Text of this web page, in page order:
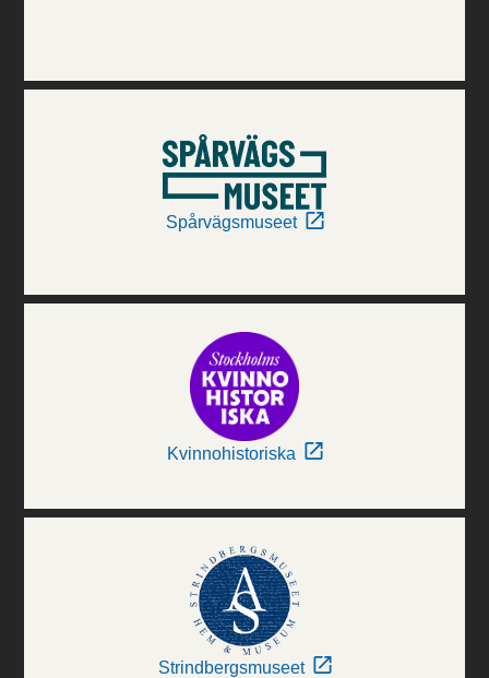
Spårvägsmuseet
Kvinnohistoriska
Strindbergsmuseet